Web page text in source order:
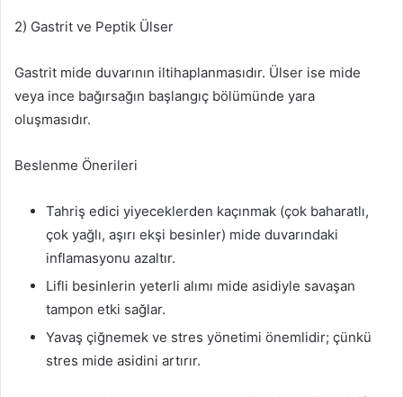
2) Gastrit ve Peptik Ülser
Gastrit mide duvarının iltihaplanmasıdır. Ülser ise mide
veya ince bağırsağın başlangıç bölümünde yara
oluşmasıdır.
Beslenme Önerileri
Tahriş edici yiyeceklerden kaçınmak (çok baharatlı,
çok yağlı, aşırı ekşi besinler) mide duvarındaki
inflamasyonu azaltır.
Lifli besinlerin yeterli alımı mide asidiyle savaşan
tampon etki sağlar.
Yavaş çiğnemek ve stres yönetimi önemlidir; çünkü
stres mide asidini artırır.